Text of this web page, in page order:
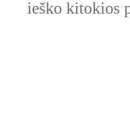
ieško kitokios